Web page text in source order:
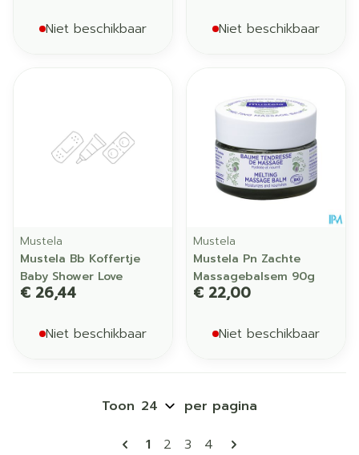
Niet beschikbaar Niet beschikbaar
Mustela
Mustela Bb Koffertje
Baby Shower Love
€ 26,44
Niet beschikbaar
Mustela
Mustela Pn Zachte
Massagebalsem 90g
€ 22,00
Niet beschikbaar
Pagina's
U lees momenteel pagina
1 Pagina
2 Pagina
3 Pagina
4
Toon per pagina